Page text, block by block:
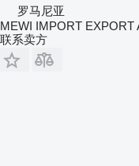
罗马尼亚
MEWI IMPORT
联系卖方